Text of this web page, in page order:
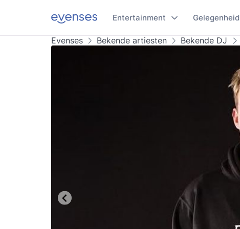
Entertainment Gelegenheid
Evenses Bekende artiesten Bekende DJ